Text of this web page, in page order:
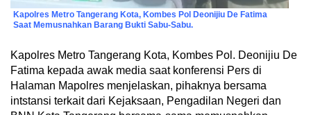
Kapolres Metro Tangerang Kota, Kombes Pol Deonijiu De Fatima
Saat Memusnahkan Barang Bukti Sabu-Sabu.
Kapolres Metro Tangerang Kota, Kombes Pol. Deonijiu De
Fatima kepada awak media saat konferensi Pers di
Halaman Mapolres menjelaskan, pihaknya bersama
intstansi terkait dari Kejaksaan, Pengadilan Negeri dan